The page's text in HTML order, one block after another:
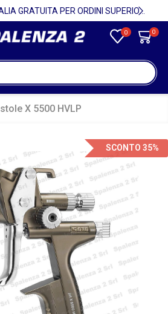
🎁 SPEDIZIONE IN ITALIA GRATUITA PER ORDINI SUPERIORI A 750€ + IVA 🎁
0 0
X 5500 HVLP
SCONTO 35%